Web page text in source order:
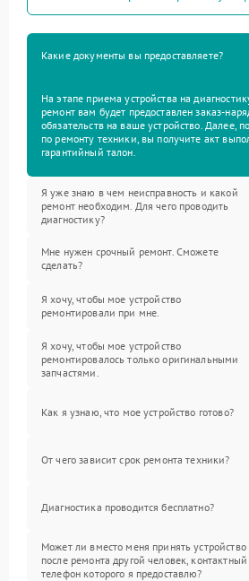
Какие документы вы предоставляете?
На этапе приема устройства на
ремонт вам будет предоставлен заказ-
обязательств на ваше устройство. Далее,
по ремонту техники, вы получите акт
гарантийный талон.
Я уже знаю в чем неисправность и какой
ремонт необходим. Для чего проводить
диагностику?
Мне нужен срочный ремонт. Сможете
сделать?
Я хочу, чтобы мое устройство
ремонтировали при мне.
Я хочу, чтобы мое устройство
ремонтировалось только оригинальными
запчастями.
Как я узнаю, что мое устройство готово?
От чего зависит срок ремонта техники?
Диагностика проводится бесплатно?
Может ли вместо меня принять устройство
после ремонта другой человек, контактный
телефон которого я предоставлю?